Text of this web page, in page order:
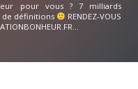
pour vous ? 7 milliards
de définitions
RENDEZ-VOUS